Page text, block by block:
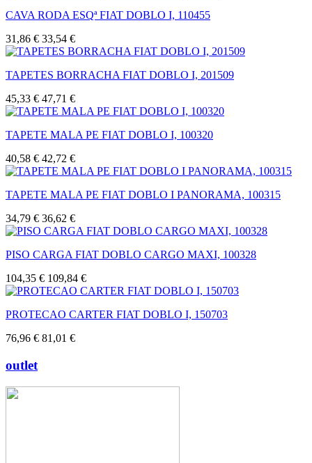
CAVA RODA ESQª FIAT DOBLO I, 110455
31,86 € 33,54 €
TAPETES BORRACHA FIAT DOBLO I, 201509
45,33 € 47,71 €
TAPETE MALA PE FIAT DOBLO I, 100320
40,58 € 42,72 €
TAPETE MALA PE FIAT DOBLO I PANORAMA, 100315
34,79 € 36,62 €
PISO CARGA FIAT DOBLO CARGO MAXI, 100328
104,35 € 109,84 €
PROTECAO CARTER FIAT DOBLO I, 150703
76,96 € 81,01 €
outlet